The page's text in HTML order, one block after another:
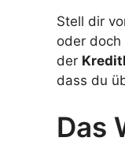
Stell dir
oder doch
der
dass du
Das